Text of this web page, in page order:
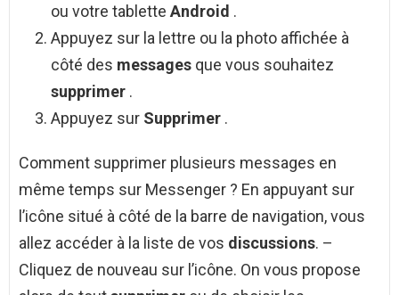
ou votre tablette Android .
Appuyez sur la lettre ou la photo affichée à
côté des messages que vous souhaitez
supprimer .
Appuyez sur Supprimer .
Comment supprimer plusieurs messages en
même temps sur Messenger ? En appuyant sur
l’icône situé à côté de la barre de navigation, vous
allez accéder à la liste de vos discussions. –
Cliquez de nouveau sur l’icône. On vous propose